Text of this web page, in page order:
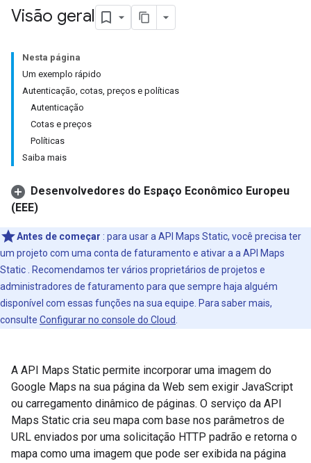
Visão geral
Nesta página
Um exemplo rápido
Autenticação, cotas, preços e políticas
Autenticação
Cotas e preços
Políticas
Saiba mais
Desenvolvedores do Espaço Econômico Europeu
(EEE)
Antes de começar : para usar a API Maps Static, você precisa ter
um projeto com uma conta de faturamento e ativar a a API Maps
Static . Recomendamos ter vários proprietários de projetos e
administradores de faturamento para que sempre haja alguém
disponível com essas funções na sua equipe. Para saber mais,
consulte Configurar no console do Cloud
A API Maps Static permite incorporar uma imagem do
Google Maps na sua página da Web sem exigir JavaScript
ou carregamento dinâmico de páginas. O serviço da API
Maps Static cria seu mapa com base nos parâmetros de
URL enviados por uma solicitação HTTP padrão e retorna o
mapa como uma imagem que pode ser exibida na página